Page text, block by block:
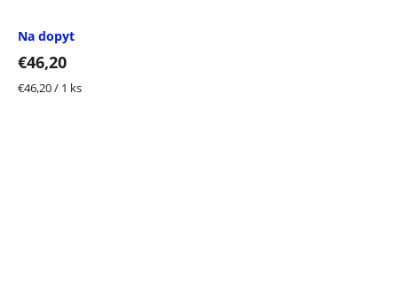
Na dopyt
€46,20
Jednotková
€46,20 / 1 ks